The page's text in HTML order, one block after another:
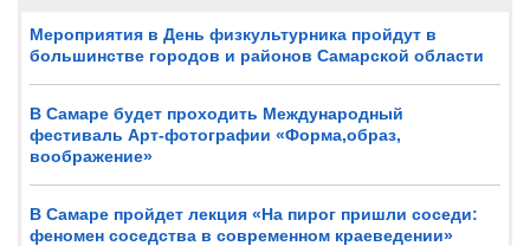
Мероприятия в День физкультурника пройдут в
большинстве городов и районов Самарской области
В Самаре будет проходить Международный
фестиваль Арт-фотографии «Форма,образ,
воображение»
В Самаре пройдет лекция «На пирог пришли соседи:
феномен соседства в современном краеведении»